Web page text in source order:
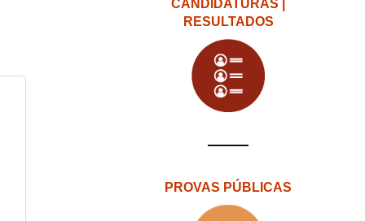
CANDIDATURAS |
RESULTADOS
PROVAS PÚBLICAS